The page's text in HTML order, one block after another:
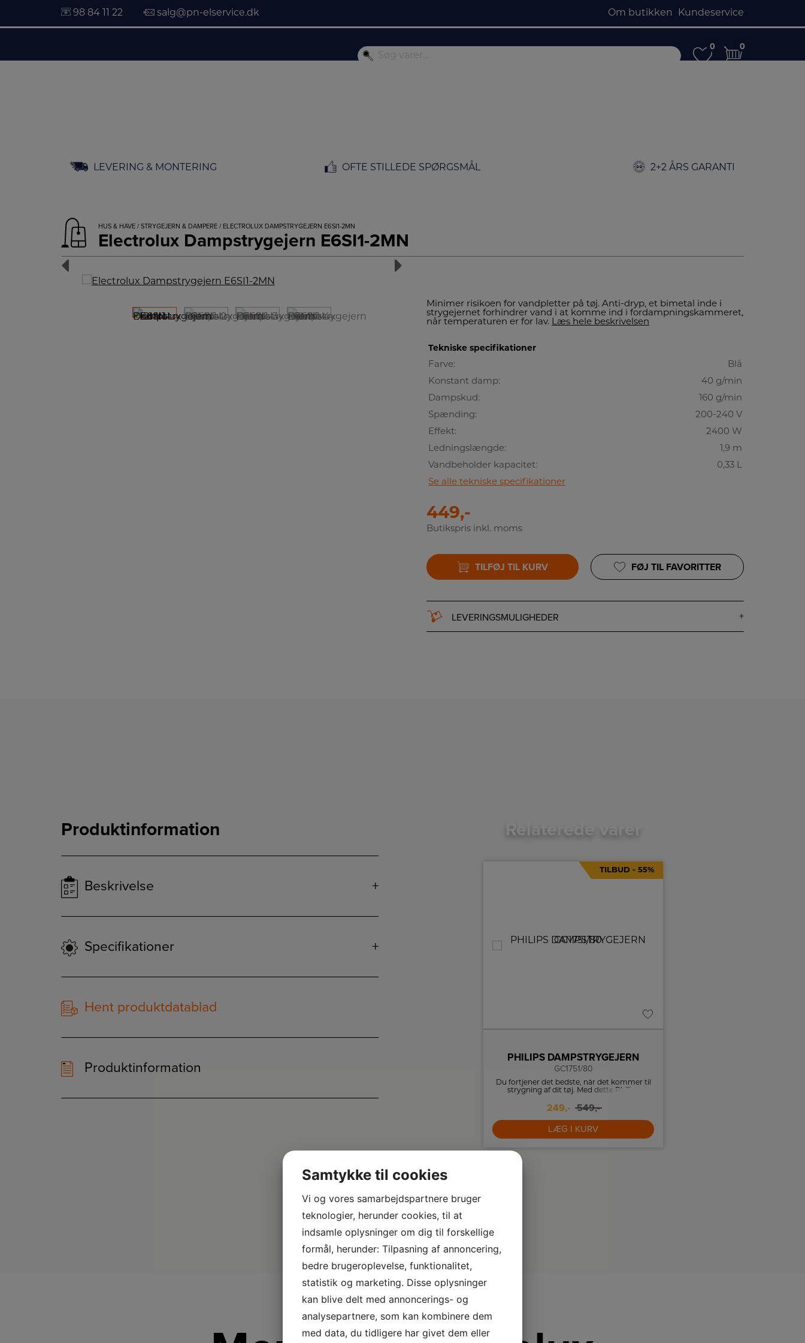
98 84 11 22 salg@pn-elservice.dk Om butikken Kundeservice
0
0 0
0
LEVERING & MONTERING OFTE STILLEDE SPØRGSMÅL 2+2 ÅRS GARANTI
HUS & HAVE / STRYGEJERN & DAMPERE / ELECTROLUX DAMPSTRYGEJERN E6SI1-2MN
Electrolux Dampstrygejern E6SI1-2MN
Minimer risikoen for vandpletter på tøj. Anti-dryp, et bimetal inde i
strygejernet forhindrer vand i at komme ind i fordampningskammeret,
når temperaturen er for lav. Læs hele beskrivelsen
Tekniske specifikationer
Farve:
Blå
Konstant damp:
40 g/min
Dampskud:
160 g/min
Spænding:
200-240 V
Effekt:
2400 W
Ledningslængde:
1,9 m
Vandbeholder kapacitet:
0,33 L
Se alle tekniske specifikationer
449,-
Butikspris inkl. moms
TILFØJ TIL KURV FØJ TIL FAVORITTER
LEVERINGSMULIGHEDER
Produktinformation
Beskrivelse
Specifikationer
Hent produktdatablad
Produktinformation
Relaterede varer
TILBUD - 55%
PHILIPS DAMPSTRYGEJERN
GC1751/80
Du fortjener det bedste, når det kommer til
strygning af dit tøj. Med dette Philips
resultater hver gang.
249,- 549,-
LÆG I KURV
Samtykke til cookies
Vi og vores samarbejdspartnere bruger
teknologier, herunder cookies, til at
indsamle oplysninger om dig til forskellige
formål, herunder: Tilpasning af annoncering,
bedre brugeroplevelse, funktionalitet,
statistik og marketing. Disse oplysninger
kan blive delt med annoncerings- og
analysepartnere, som kan kombinere dem
med data, du tidligere har givet dem eller